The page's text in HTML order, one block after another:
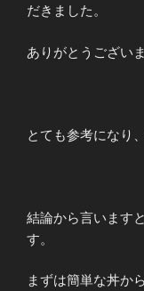
だきました。
ありがとうござい
とても参考になり
結論から言います
す。
まずは簡単な丼か